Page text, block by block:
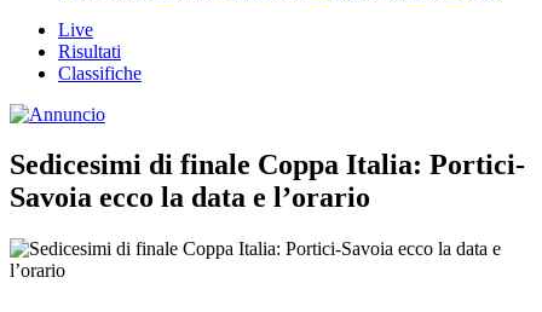
Live
Risultati
Classifiche
Sedicesimi di finale Coppa Italia: Portici-
Savoia ecco la data e l’orario